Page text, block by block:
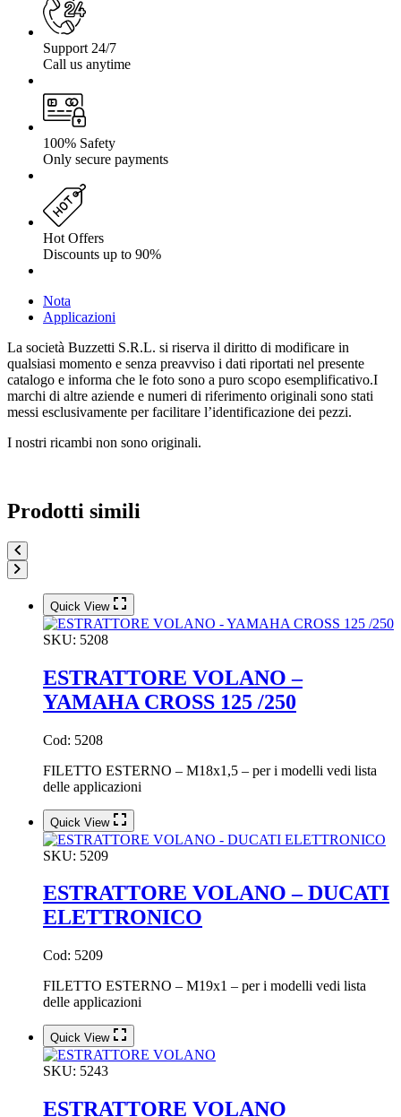
Support 24/7
Call us anytime
100% Safety
Only secure payments
Hot Offers
Discounts up to 90%
Nota
Applicazioni
La società Buzzetti S.R.L. si riserva il diritto di modificare in
qualsiasi momento e senza preavviso i dati riportati nel presente
catalogo e informa che le foto sono a puro scopo esemplificativo.I
marchi di altre aziende e numeri di riferimento originali sono stati
messi esclusivamente per facilitare l’identificazione dei pezzi.
I nostri ricambi non sono originali.
Prodotti simili
Quick View
SKU: 5208
ESTRATTORE VOLANO –
YAMAHA CROSS 125 /250
Cod: 5208
FILETTO ESTERNO – M18x1,5 – per i modelli vedi lista
delle applicazioni
Quick View
SKU: 5209
ESTRATTORE VOLANO – DUCATI
ELETTRONICO
Cod: 5209
FILETTO ESTERNO – M19x1 – per i modelli vedi lista
delle applicazioni
Quick View
SKU: 5243
ESTRATTORE VOLANO